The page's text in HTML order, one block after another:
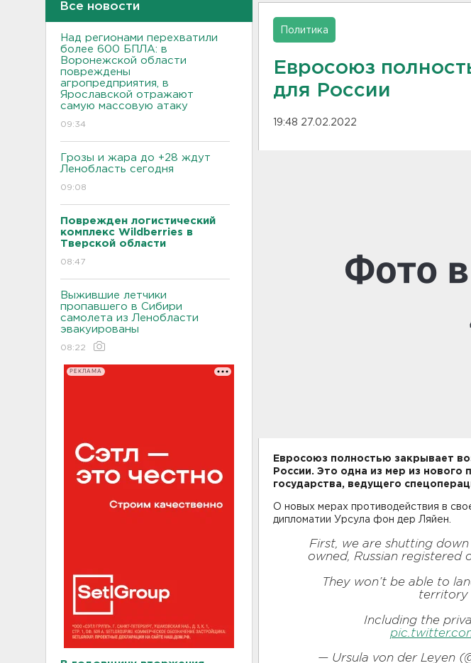
Все новости
Над регионами перехватили
более 600 БПЛА: в
Воронежской области
повреждены
агропредприятия, в
Ярославской отражают
самую массовую атаку
09:34
Грозы и жара до +28 ждут
Ленобласть сегодня
09:08
Поврежден логистический
комплекс Wildberries в
Тверской области
08:47
Выжившие летчики
пропавшего в Сибири
самолета из Ленобласти
эвакуированы
08:22
РЕКЛАМА
Политика
Евросоюз
для России
19:48 27.02.2022
Евросоюз полностью закрывает
России. Это одна из мер из нового
государства, ведущего
О новых мерах противодействия в
дипломатии Урсула фон дер Ляйен.
First, we are shutting
owned, Russian registered
They won’t be able to
territory
Including the
— Ursula von der Leyen